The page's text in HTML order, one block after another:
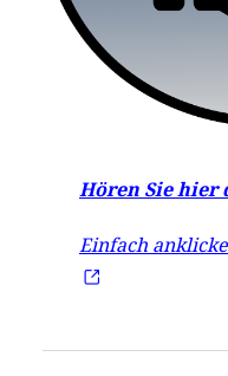
Hören Sie hier
Einfach